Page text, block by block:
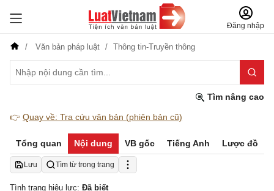
Đăng nhập
Văn bản pháp luật Thông tin-Truyền thông
Tìm nâng cao
👉 Quay về: Tra cứu văn bản (phiên bản cũ)
Tổng quan Nội dung VB gốc Tiếng Anh Lược đồ
Lưu Tìm từ trong trang
Tình trạng hiệu lực: Đã biết